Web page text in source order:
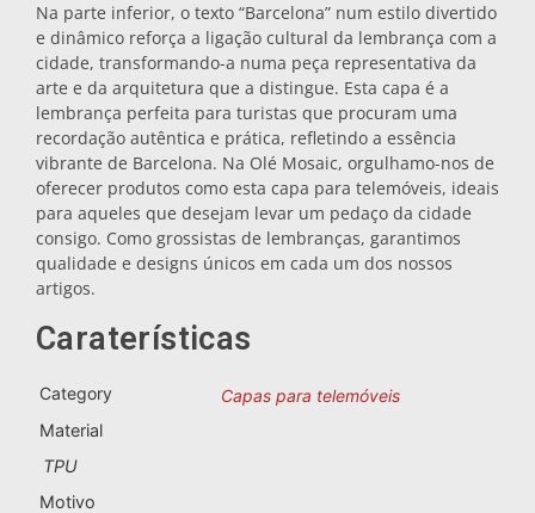
Lembranças por cidade
Lembranças de Espanha
A Corunha
Na parte inferior, o texto “Barcelona” num estilo divertido
e dinâmico reforça a ligação cultural da lembrança com a
cidade, transformando-a numa peça representativa da
arte e da arquitetura que a distingue. Esta capa é a
lembrança perfeita para turistas que procuram uma
recordação autêntica e prática, refletindo a essência
vibrante de Barcelona. Na Olé Mosaic, orgulhamo-nos de
oferecer produtos como esta capa para telemóveis, ideais
para aqueles que desejam levar um pedaço da cidade
consigo. Como grossistas de lembranças, garantimos
qualidade e designs únicos em cada um dos nossos
artigos.
Caraterísticas
Category
Capas para telemóveis
Material
TPU
Motivo